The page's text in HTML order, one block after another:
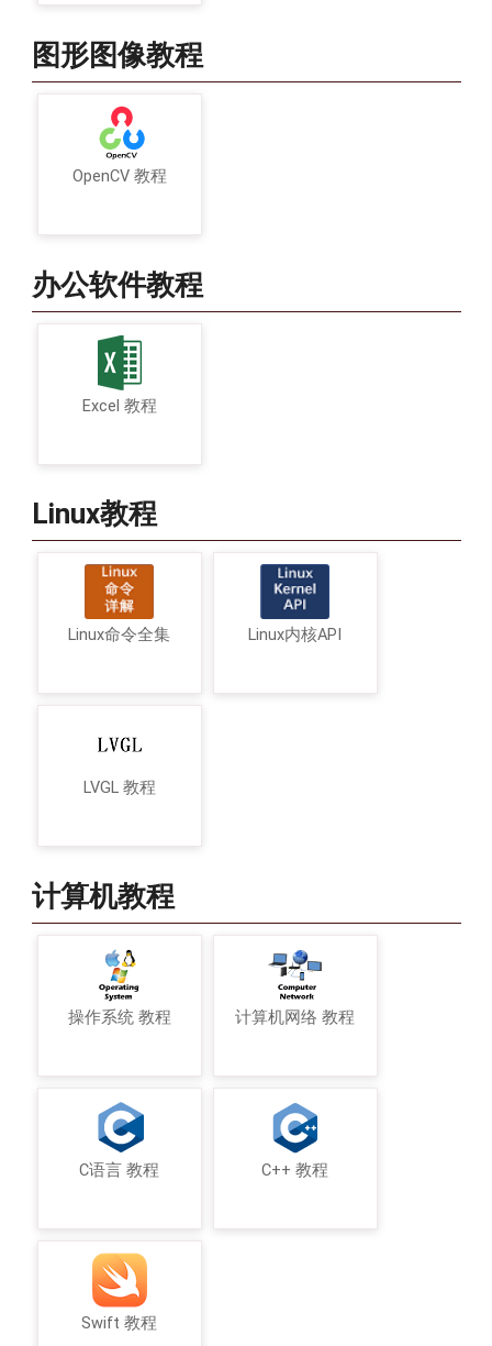
图形图像教程
OpenCV 教程
办公软件教程
Excel 教程
Linux教程
Linux命令全集 Linux内核API
LVGL 教程
计算机教程
操作系统 教程 计算机网络 教程
C语言 教程 C++ 教程
Swift 教程